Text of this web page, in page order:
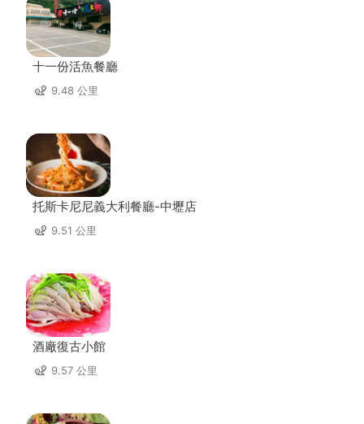
十一份活魚餐廳
9.48 公里
托斯卡尼尼義大利餐廳-中壢店
9.51 公里
酒廠復古小館
9.57 公里